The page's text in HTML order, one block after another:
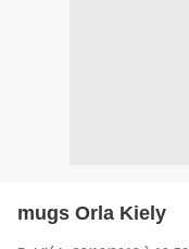
mugs Orla Kiely